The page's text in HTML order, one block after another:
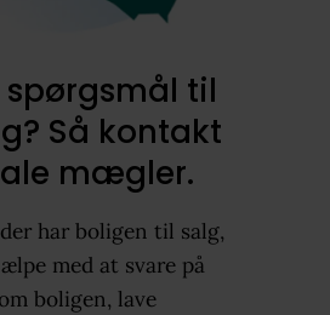
spørgsmål til
Så kontakt
mægler.
har boligen til salg,
med at svare på
boligen, lave